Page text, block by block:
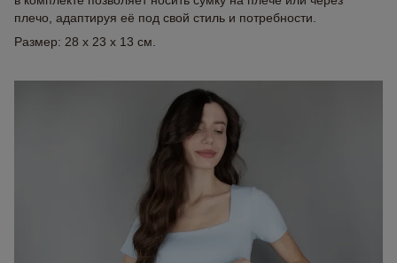
плечо, адаптируя её под свой стиль и потребности.
Размер: 28 x 23 x 13 см.